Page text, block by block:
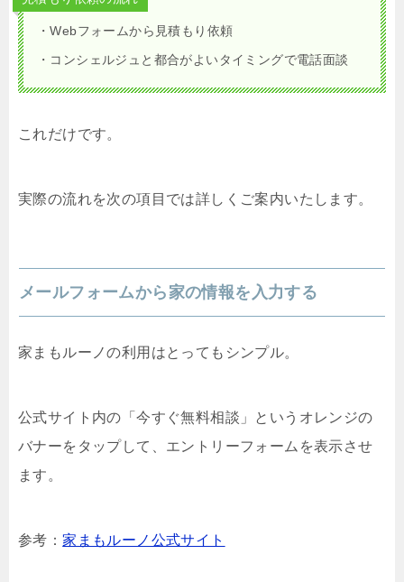
・Webフォームから見積もり依頼
・コンシェルジュと都合がよいタイミングで電話面談
これだけです。
実際の流れを次の項目では詳しくご案内いたします。
メールフォームから家の情報を入力する
家まもルーノの利用はとってもシンプル。
公式サイト内の「今すぐ無料相談」というオレンジの
バナーをタップして、エントリーフォームを表示させ
ます。
参考：家まもルーノ公式サイト